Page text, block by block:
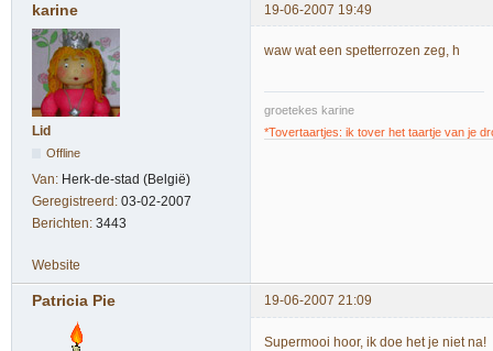
karine 19-06-2007 19:49
Lid
Offline
Van: Herk-de-stad (België)
Geregistreerd: 03-02-2007
Berichten: 3443
waw wat een spetterrozen zeg, h
groetekes karine
*Tovertaartjes: ik tover het taartje van je
Website
Patricia Pie 19-06-2007 21:09
Supermooi hoor, ik doe het je niet na!